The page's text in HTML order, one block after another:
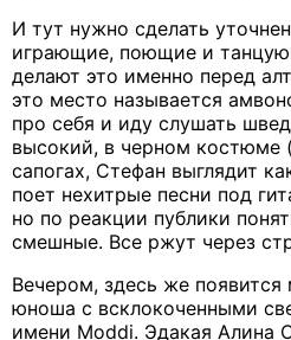
И тут нужно сделать
играющие, поющие и
делают это именно перед
это место называется
про себя и иду слушать
высокий, в черном костюме
сапогах, Стефан выглядит
поет нехитрые песни под
но по реакции публики
смешные. Все ржут через
Вечером, здесь же появится
юноша с всклокоченными
имени Moddi. Эдакая Алина